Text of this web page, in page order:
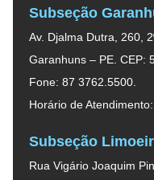
Subseção
Av. Djalma Dutra, 260,
Garanhuns – PE. CEP:
Fone: 87 3762.5500.
Horário de
Subseção
Rua Vigário Joaquim